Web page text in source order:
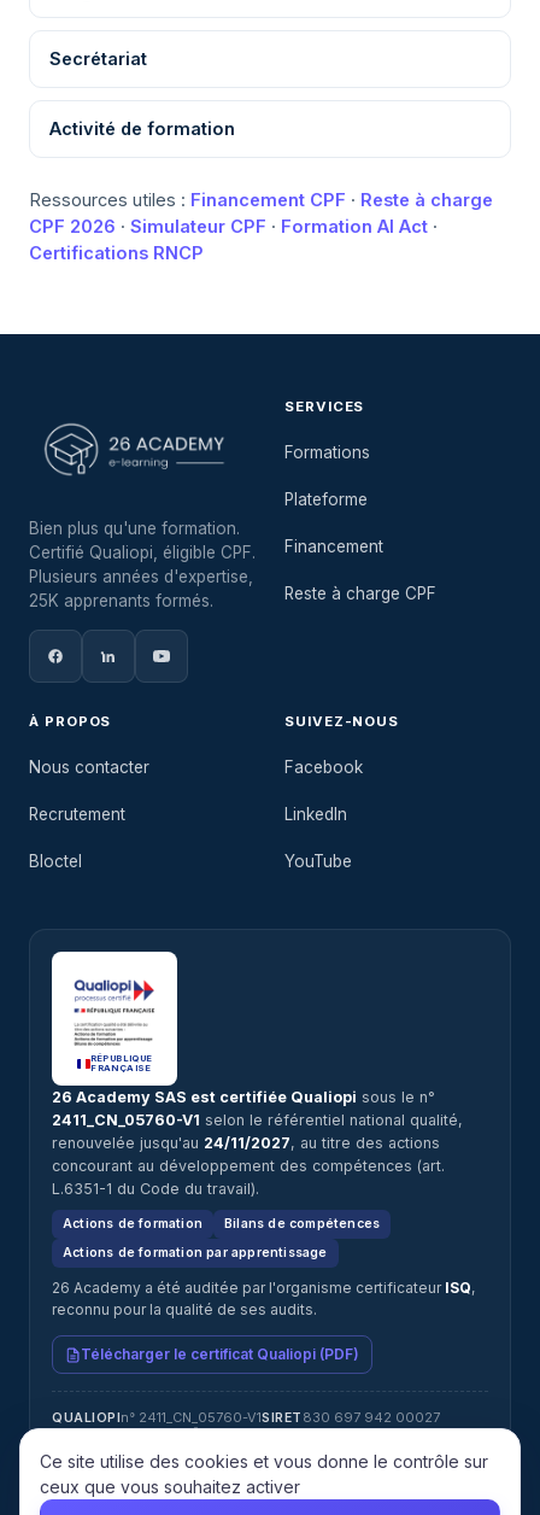
Secrétariat
Activité de formation
Ressources utiles : Financement CPF · Reste à charge
CPF 2026 · Simulateur CPF · Formation AI Act ·
Certifications RNCP
Bien plus qu'une formation.
Certifié Qualiopi, éligible CPF.
Plusieurs années d'expertise,
25K apprenants formés.
SERVICES
Formations
Plateforme
Financement
Reste à charge CPF
À PROPOS
Nous contacter
Recrutement
Bloctel
SUIVEZ-NOUS
Facebook
LinkedIn
YouTube
RÉPUBLIQUE
FRANÇAISE
26 Academy SAS est certifiée Qualiopi sous le n°
2411_CN_05760-V1 selon le référentiel national qualité,
renouvelée jusqu'au 24/11/2027, au titre des actions
concourant au développement des compétences (art.
L.6351-1 du Code du travail).
Actions de formation
Bilans de compétences
Actions de formation par apprentissage
26 Academy a été auditée par l'organisme certificateur ISQ,
reconnu pour la qualité de ses audits.
Télécharger le certificat Qualiopi (PDF)
QUALIOPIn° 2411_CN_05760-V1SIRET 830 697 942 00027
RÉFÉRENT HANDICAP Jérémy ATTIAS · jeremy@26academy.com
CERTIFICATEURISQ
Ce site utilise des cookies et vous donne le contrôle sur
ceux que vous souhaitez activer